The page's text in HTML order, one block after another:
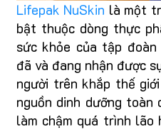
Lifepak NuSkin là một
bật thuộc dòng thực
sức khỏe của tập đoàn
đã và đang nhận được
người trên khắp thế
nguồn dinh dưỡng
làm chậm quá trình lão